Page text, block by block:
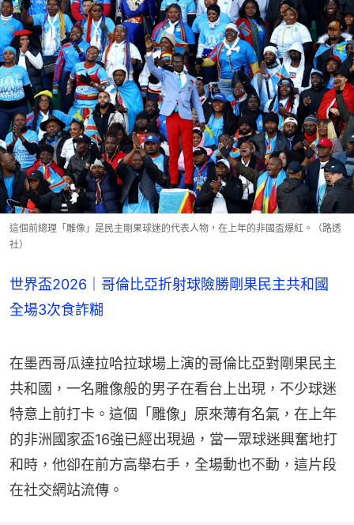
這個前總理「雕像」是民主剛果球迷的代表人物，在上年的非國盃爆紅。（路透
社）
世界盃2026｜哥倫比亞折射球險勝剛果民主共和國
全場3次食詐糊
在墨西哥瓜達拉哈拉球場上演的哥倫比亞對剛果民主
共和國，一名雕像般的男子在看台上出現，不少球迷
特意上前打卡。這個「雕像」原來薄有名氣，在上年
的非洲國家盃16強已經出現過，當一眾球迷興奮地打
和時，他卻在前方高舉右手，全場動也不動，這片段
在社交網站流傳。